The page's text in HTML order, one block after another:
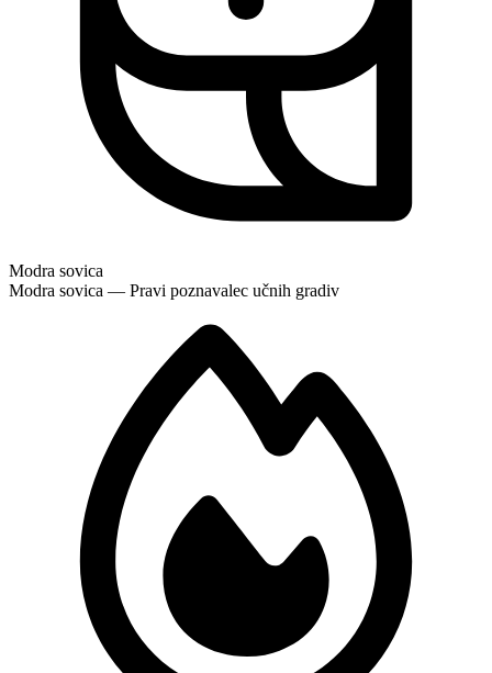
Modra sovica
Modra sovica — Pravi poznavalec učnih gradiv